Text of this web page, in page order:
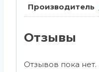
Производитель
Отзывы
Отзывов пока нет.